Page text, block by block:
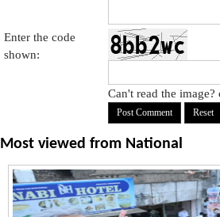
Enter the code
shown:
Can't read the
Most viewed from National